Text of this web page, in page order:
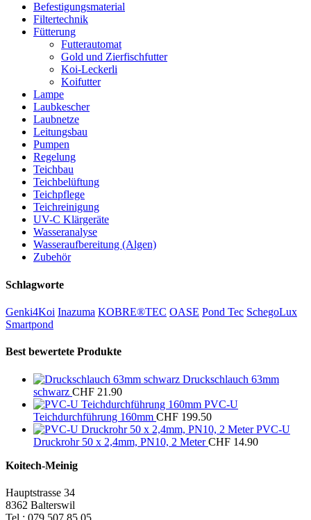
Befestigungsmaterial
Filtertechnik
Fütterung
Futterautomat
Gold und Zierfischfutter
Koi-Leckerli
Koifutter
Lampe
Laubkescher
Laubnetze
Leitungsbau
Pumpen
Regelung
Teichbau
Teichbelüftung
Teichpflege
Teichreinigung
UV-C Klärgeräte
Wasseranalyse
Wasseraufbereitung (Algen)
Zubehör
Schlagworte
Genki4Koi Inazuma KOBRE®TEC OASE Pond Tec SchegoLux
Smartpond
Best bewertete Produkte
Druckschlauch 63mm
schwarz CHF 21.90
PVC-U
Teichdurchführung 160mm CHF 199.50
PVC-U
Druckrohr 50 x 2,4mm, PN10, 2 Meter CHF 14.90
Koitech-Meinig
Hauptstrasse 34
8362 Balterswil
Tel.: 079 507 85 05